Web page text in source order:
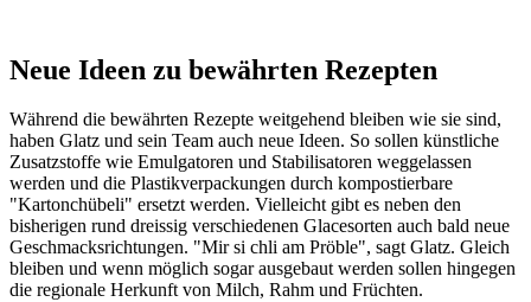
Neue Ideen zu bewährten Rezepten
Während die bewährten Rezepte weitgehend bleiben wie sie sind,
haben Glatz und sein Team auch neue Ideen. So sollen künstliche
Zusatzstoffe wie Emulgatoren und Stabilisatoren weggelassen
werden und die Plastikverpackungen durch kompostierbare
"Kartonchübeli" ersetzt werden. Vielleicht gibt es neben den
bisherigen rund dreissig verschiedenen Glacesorten auch bald neue
Geschmacksrichtungen. "Mir si chli am Pröble", sagt Glatz. Gleich
bleiben und wenn möglich sogar ausgebaut werden sollen hingegen
die regionale Herkunft von Milch, Rahm und Früchten.